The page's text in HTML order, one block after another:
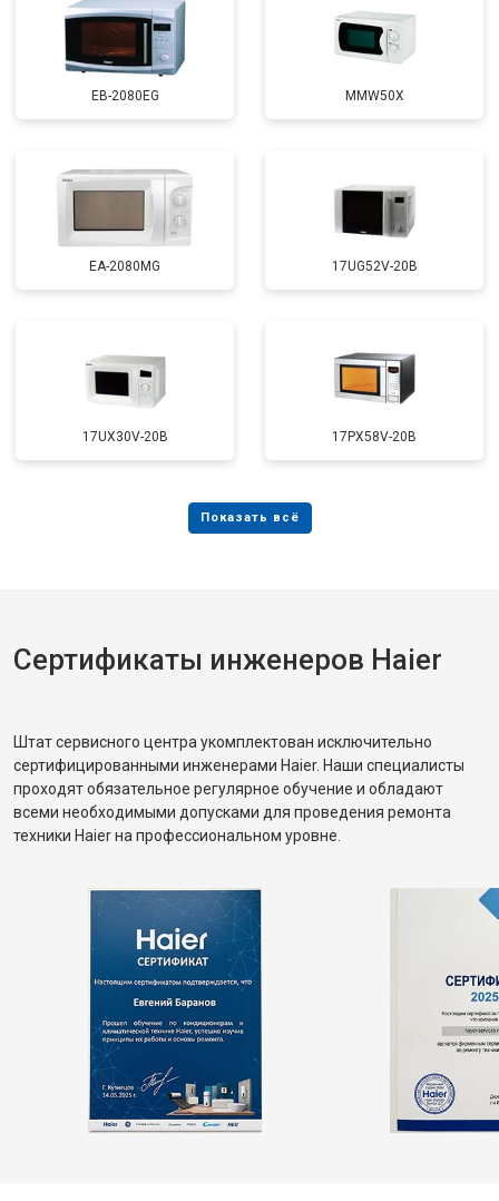
EB-2080EG MMW50X
EA-2080MG 17UG52V-20B
17UX30V-20B 17PX58V-20B
Сертификаты инженеров Haier
Штат сервисного центра укомплектован исключительно
сертифицированными инженерами Haier. Наши специалисты
проходят обязательное регулярное обучение и обладают
всеми необходимыми допусками для проведения ремонта
техники Haier на профессиональном уровне.